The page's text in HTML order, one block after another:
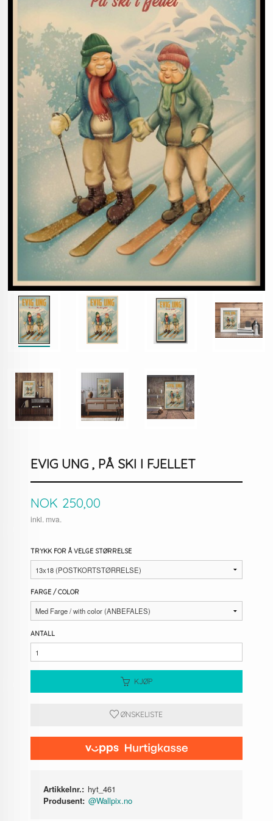
EVIG UNG , PÅ SKI I FJELLET
Pris
NOK 250,00
inkl. mva.
TRYKK FOR Å VELGE STØRRELSE
FARGE / COLOR
ANTALL
KJØP
ØNSKELISTE
Artikkelnr.: hyt_461
Produsent: @Wallpix.no